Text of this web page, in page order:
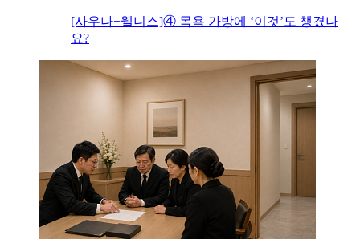
[사우나+웰니스]④ 목욕 가방에 ‘이것’도 챙겼나
요?